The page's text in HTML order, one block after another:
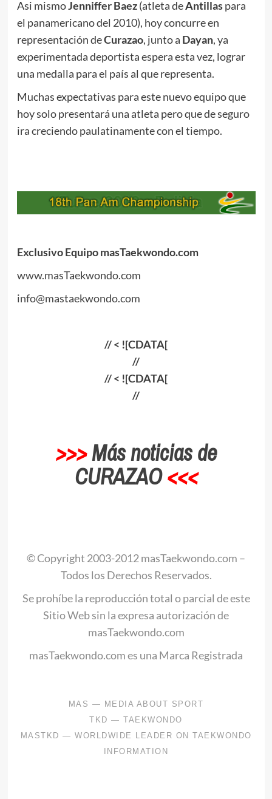
Asi mismoJenniffer Baez(atleta deAntillaspara
el panamericano del 2010), hoy concurre en
representación deCurazao, junto a Dayan, ya
experimentada deportista espera esta vez, lograr
una medalla para el país al que representa.
Muchas expectativas para este nuevo equipo que
hoy solo presentará una atleta pero que de seguro
ira creciendo paulatinamente con el tiempo.
Exclusivo Equipo masTaekwondo.com
www.masTaekwondo.com
info@mastaekwondo.com
// < ![CDATA[
//
// < ![CDATA[
//
>>>Más noticias de
CURAZAO<<<
© Copyright 2003-2012 masTaekwondo.com –
Todos los Derechos Reservados.
Se prohíbe la reproducción total o parcial de este
Sitio Web sin la expresa autorización de
masTaekwondo.com
masTaekwondo.com es una Marca Registrada